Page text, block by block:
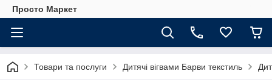
Просто Маркет
Товари та послуги Дитячі вігвами Барви текстиль